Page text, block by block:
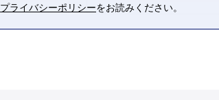
プライバシーポリシーをお読みください。